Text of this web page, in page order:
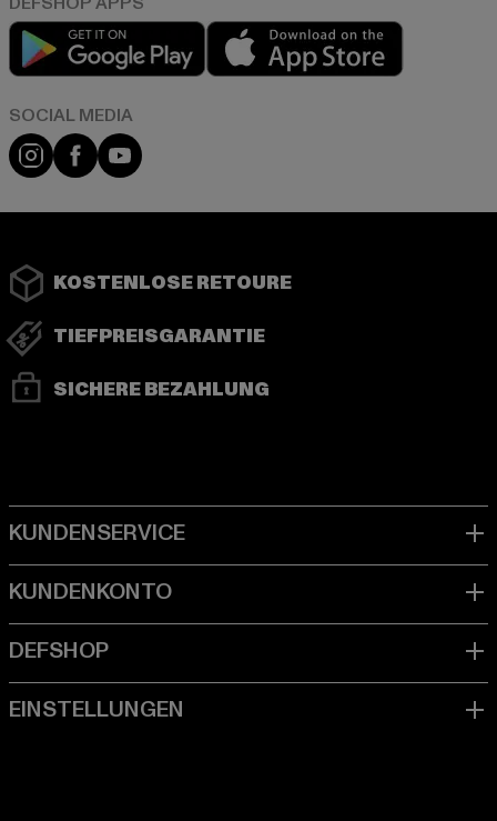
Play market
Instagram
FacebookYouTube
KOSTENLOSE RETOURE
TIEFPREISGARANTIE
SICHERE BEZAHLUNG